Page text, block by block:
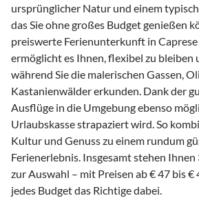
ursprünglicher Natur und einem
das Sie ohne großes Budget genießen
preiswerte Ferienunterkunft in
ermöglicht es Ihnen, flexibel zu bleiben
während Sie die malerischen Gassen,
Kastanienwälder erkunden. Dank der
Ausflüge in die Umgebung ebenso
Urlaubskasse strapaziert wird. So
Kultur und Genuss zu einem rundum
Ferienerlebnis. Insgesamt stehen
zur Auswahl – mit Preisen ab € 47 bis
jedes Budget das Richtige dabei.